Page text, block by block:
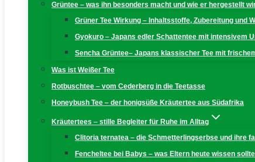
Grüntee – was ihn besonders macht und wie er hergestellt
Grüner Tee Wirkung – Inhaltsstoffe, Zubereitung und
Gyokuro – Japans edler Schattentee mit intensivem
Sencha Grüntee– Japans klassischer Tee mit
Was ist Weißer Tee
Rotbuschtee – vom Cederberg in die Teetasse
Honeybush Tee – der honigsüße Kräutertee aus Südafrika
Kräutertees – stille Begleiter für Ruhe im Alltag
Clitoria ternatea – die Schmetterlingserbse und ihre
Fencheltee bei Babys – was Eltern heute wissen